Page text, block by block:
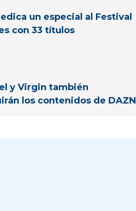
un especial al Festival
con 33 títulos
y Virgin también
los contenidos de DAZN